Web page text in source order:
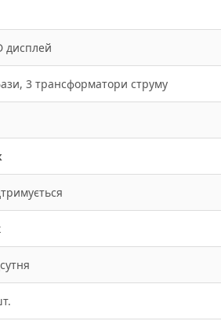
дисплей
3 трансформатори струму